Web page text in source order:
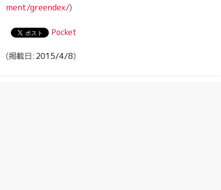
ment/greendex/)
Pocket
2015/4/8